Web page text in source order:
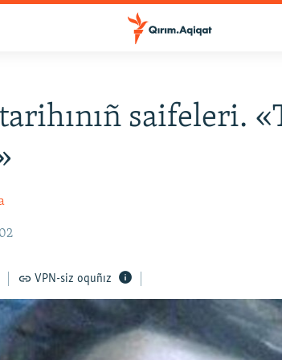
tarihınıñ saifeleri.
VPN-siz oquñız